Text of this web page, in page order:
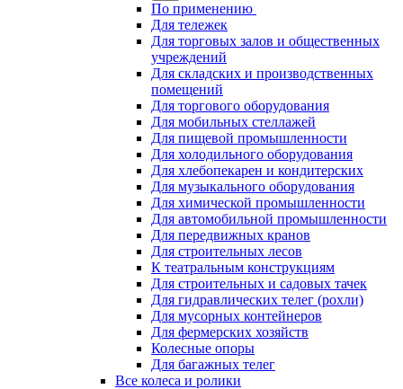
По применению
Для тележек
Для торговых залов и общественных
учреждений
Для складских и производственных
помещений
Для торгового оборудования
Для мобильных стеллажей
Для пищевой промышленности
Для холодильного оборудования
Для хлебопекарен и кондитерских
Для музыкального оборудования
Для химической промышленности
Для автомобильной промышленности
Для передвижных кранов
Для строительных лесов
К театральным конструкциям
Для строительных и садовых тачек
Для гидравлических телег (рохли)
Для мусорных контейнеров
Для фермерских хозяйств
Колесные опоры
Для багажных телег
Все колеса и ролики